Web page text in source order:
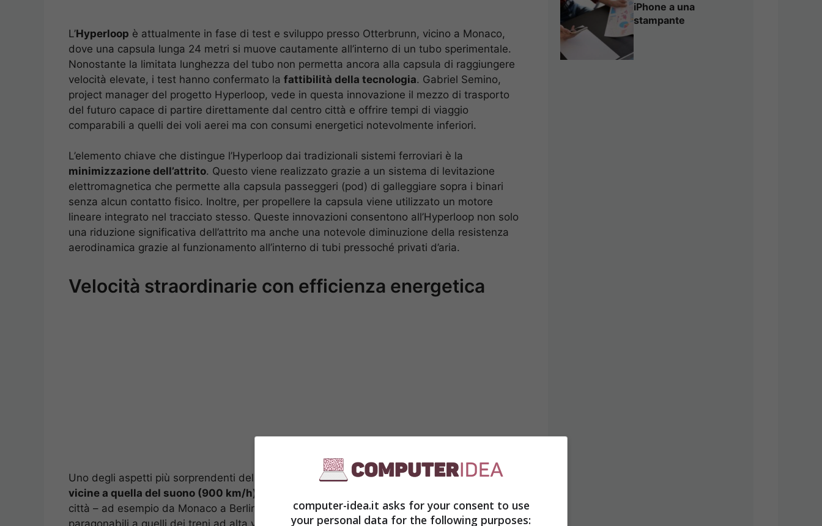
L’Hyperloop è attualmente in fase di test e sviluppo presso Otterbrunn, vicino a Monaco,
dove una capsula lunga 24 metri si muove cautamente all’interno di un tubo sperimentale.
Nonostante la limitata lunghezza del tubo non permetta ancora alla capsula di raggiungere
velocità elevate, i test hanno confermato la fattibilità della tecnologia. Gabriel Semino,
project manager del progetto Hyperloop, vede in questa innovazione il mezzo di trasporto
del futuro capace di partire direttamente dal centro città e offrire tempi di viaggio
comparabili a quelli dei voli aerei ma con consumi energetici notevolmente inferiori.
L’elemento chiave che distingue l’Hyperloop dai tradizionali sistemi ferroviari è la
minimizzazione dell’attrito. Questo viene realizzato grazie a un sistema di levitazione
elettromagnetica che permette alla capsula passeggeri (pod) di galleggiare sopra i binari
senza alcun contatto fisico. Inoltre, per propellere la capsula viene utilizzato un motore
lineare integrato nel tracciato stesso. Queste innovazioni consentono all’Hyperloop non solo
una riduzione significativa dell’attrito ma anche una notevole diminuzione della resistenza
aerodinamica grazie al funzionamento all’interno di tubi pressoché privati d’aria.
Velocità straordinarie con efficienza energetica
Uno degli aspetti più sorprendenti dell’ è la sua capacità di raggiungerevelocità
vicine a quella del suono (900 km/h)
città – ad esempio da Monaco a Berlino in soltanto 40 minuti – con consumi energetici
paragonabili a quelli dei treni ad alta velocità attuali. Tale performance è resa possibile
iPhone a una
stampante
computer-idea.it asks for your consent to use
your personal data for the following purposes: